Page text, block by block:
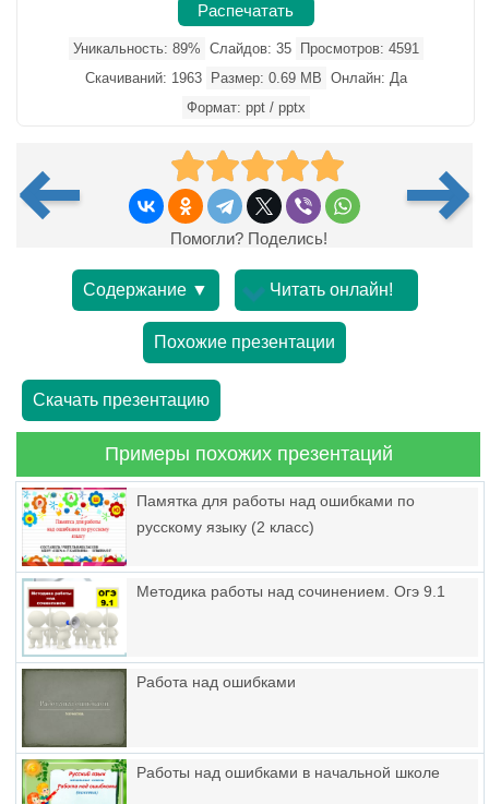
Распечатать
Уникальность: 89% Слайдов: 35
Просмотров: 4591
Скачиваний: 1963
Размер: 0.69 MB Онлайн: Да
Формат: ppt / pptx
Помогли? Поделись!
Содержание ▼ Читать онлайн!
Похожие презентации
Скачать презентацию
Примеры похожих презентаций
Памятка для работы над ошибками по
русскому языку (2 класс)
Методика работы над сочинением. Огэ 9.1
Работа над ошибками
Работы над ошибками в начальной школе